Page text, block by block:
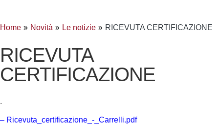
Home Novità Le notizie RICEVUTA CERTIFICAZIONE
RICEVUTA
CERTIFICAZIONE
.
– Ricevuta_certificazione_-_Carrelli.pdf